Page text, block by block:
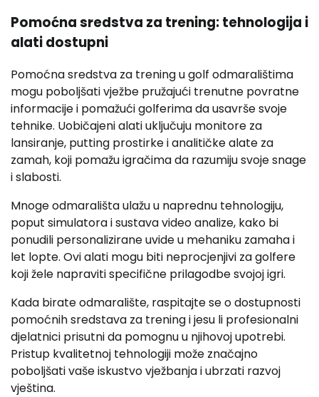
Pomoćna sredstva za trening: tehnologija i
alati dostupni
Pomoćna sredstva za trening u golf odmaralištima
mogu poboljšati vježbe pružajući trenutne povratne
informacije i pomažući golferima da usavrše svoje
tehnike. Uobičajeni alati uključuju monitore za
lansiranje, putting prostirke i analitičke alate za
zamah, koji pomažu igračima da razumiju svoje snage
i slabosti.
Mnoge odmarališta ulažu u naprednu tehnologiju,
poput simulatora i sustava video analize, kako bi
ponudili personalizirane uvide u mehaniku zamaha i
let lopte. Ovi alati mogu biti neprocjenjivi za golfere
koji žele napraviti specifične prilagodbe svojoj igri.
Kada birate odmaralište, raspitajte se o dostupnosti
pomoćnih sredstava za trening i jesu li profesionalni
djelatnici prisutni da pomognu u njihovoj upotrebi.
Pristup kvalitetnoj tehnologiji može značajno
poboljšati vaše iskustvo vježbanja i ubrzati razvoj
vještina.